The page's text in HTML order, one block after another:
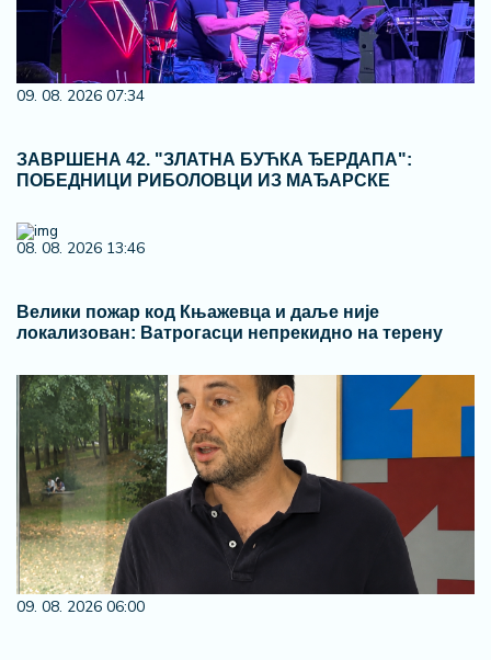
09. 08. 2026 07:34
ЗАВРШЕНА 42. "ЗЛАТНА БУЋКА ЂЕРДАПА":
ПОБЕДНИЦИ РИБОЛОВЦИ ИЗ МАЂАРСКЕ
08. 08. 2026 13:46
Велики пожар код Књажевца и даље није
локализован: Ватрогасци непрекидно на терену
09. 08. 2026 06:00